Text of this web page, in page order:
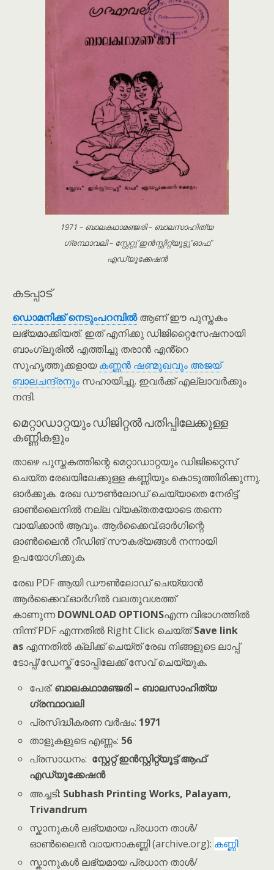
1971 – ബാലകഥാമഞ്ജരി – ബാലസാഹിത്യ
ഗ്രന്ഥാവലി – സ്റ്റേറ്റു് ഇൻസ്റ്റിറ്റ്യൂട്ടു് ഓഫ്
എഡ്യൂക്കേഷൻ
കടപ്പാട്
ഡൊമനിക്ക് നെടും‌പറമ്പിൽആണ് ഈ പുസ്തകം
ലഭ്യമാക്കിയത്. ഇത് എനിക്കു ഡിജിറ്റൈസേഷനായി
ബാംഗ്ലൂരിൽ എത്തിച്ചു തരാൻ എൻ്റെ
സുഹൃത്തുക്കളായകണ്ണൻ ഷണ്മുഖവും അജയ്
ബാലചന്ദ്രനും സഹായിച്ചു. ഇവർക്ക് എല്ലാവർക്കും
നന്ദി.
മെറ്റാഡാറ്റയും ഡിജിറ്റൽ പതിപ്പിലേക്കുള്ള
കണ്ണികളും
താഴെ പുസ്തകത്തിന്റെ മെറ്റാഡാറ്റയും ഡിജിറ്റൈസ്
ചെയ്ത രേഖയിലേക്കുള്ള കണ്ണിയും കൊടുത്തിരിക്കുന്നു.
ഓർക്കുക. രേഖ ഡൗൺലോഡ് ചെയ്യാതെ നേരിട്ട്
ഓൺലൈനിൽ നല്ല വ്യക്തതയോടെ തന്നെ
വായിക്കാൻ ആവും. ആർക്കൈവ്.ഓർഗിന്റെ
ഓൺലൈൻ റീഡിങ് സൗകര്യങ്ങൾ നന്നായി
ഉപയോഗിക്കുക.
രേഖ PDF ആയി ഡൗൺലോഡ് ചെയ്യാൻ
ആർക്കൈവ്.ഓർഗിൽ വലതുവശത്ത്
കാണുന്നDOWNLOAD OPTIONSഎന്ന വിഭാഗത്തിൽ
നിന്ന് PDF എന്നതിൽ Right Click ചെയ്ത്Save link
as എന്നതിൽ ക്ലിക്ക് ചെയ്ത് രേഖ നിങ്ങളുടെ ലാപ്പ്
ടോപ്പ്/ഡേസ്ക് ടോപ്പിലേക്ക് സേവ് ചെയ്യുക.
പേര്:ബാലകഥാമഞ്ജരി – ബാലസാഹിത്യ
ഗ്രന്ഥാവലി
പ്രസിദ്ധീകരണ വർഷം: 1971
താളുകളുടെ എണ്ണം: 56
പ്രസാധനം: സ്റ്റേറ്റ് ഇൻസ്റ്റിറ്റ്യൂട്ട് ആഫ്
എഡ്യൂക്കേഷൻ
അച്ചടി: Subhash Printing Works, Palayam,
Trivandrum
സ്കാനുകൾ ലഭ്യമായ പ്രധാന താൾ/
ഓൺലൈൻ വായനാകണ്ണി (archive.org): കണ്ണി
സ്കാനുകൾ ലഭ്യമായ പ്രധാന താൾ/